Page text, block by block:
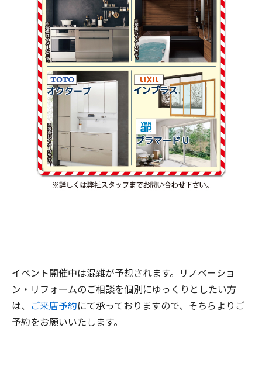
イベント開催中は混雑が予想されます。リノベーショ
ン・リフォームのご相談を個別にゆっくりとしたい方
は、 ご来店予約にて承っておりますので、そちらよりご
予約をお願いいたします。